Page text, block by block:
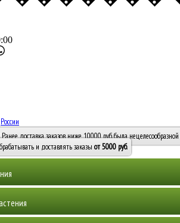
России
5000 руб.
доставка заказов ниже 10000 руб. была
и доставлять заказы от 5000 руб.
и мох